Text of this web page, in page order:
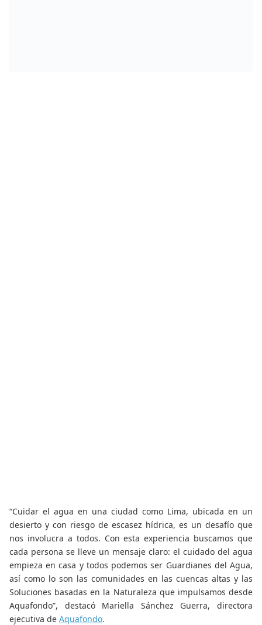
“Cuidar el agua en una ciudad como Lima, ubicada en un
desierto y con riesgo de escasez hídrica, es un desafío que
nos involucra a todos. Con esta experiencia buscamos que
cada persona se lleve un mensaje claro: el cuidado del agua
empieza en casa y todos podemos ser Guardianes del Agua,
así como lo son las comunidades en las cuencas altas y las
Soluciones basadas en la Naturaleza que impulsamos desde
Aquafondo”, destacó Mariella Sánchez Guerra, directora
ejecutiva de Aquafondo.